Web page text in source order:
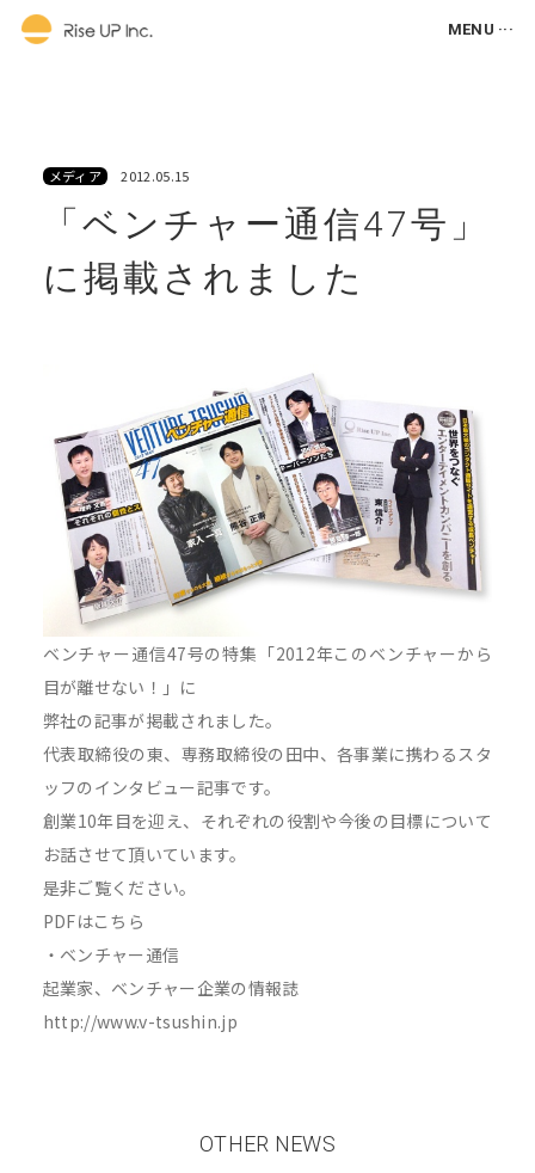
MENU ···
メディア 2012.05.15
「ベンチャー通信47号」
に掲載されました
ベンチャー通信47号の特集「2012年このベンチャーから
目が離せない！」に
弊社の記事が掲載されました。
代表取締役の東、専務取締役の田中、各事業に携わるスタ
ッフのインタビュー記事です。
創業10年目を迎え、それぞれの役割や今後の目標について
お話させて頂いています。
是非ご覧ください。
PDFはこちら
・ベンチャー通信
起業家、ベンチャー企業の情報誌
http://www.v-tsushin.jp
OTHER NEWS